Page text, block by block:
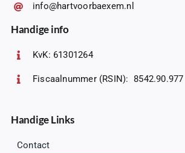
info@hartvoorbaexem.nl
Handige info
KvK: 61301264
Fiscaalnummer (RSIN): 8542.90.977
Handige Links
Contact